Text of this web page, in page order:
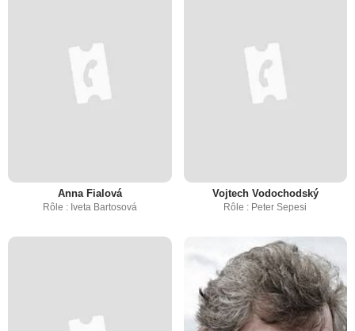
Anna Fialová
Rôle : Iveta Bartosová
Vojtech Vodochodský
Rôle : Peter Sepesi